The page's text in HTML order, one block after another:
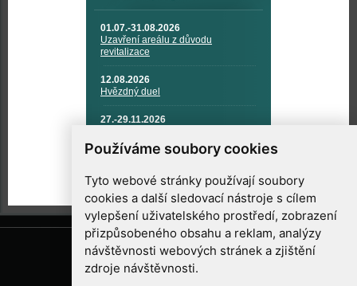
Používáme soubory cookies
Tyto webové stránky používají soubory
cookies a další sledovací nástroje s cílem
vylepšení uživatelského prostředí, zobrazení
přizpůsobeného obsahu a reklam, analýzy
návštěvnosti webových stránek a zjištění
zdroje návštěvnosti.
01.07.-31.08.2026
Uzavření areálu z důvodu
revitalizace
12.08.2026
Hvězdný duel
27.-29.11.2026
TECHNIKA A KOSMICKÉ
TECHNOLOGIE